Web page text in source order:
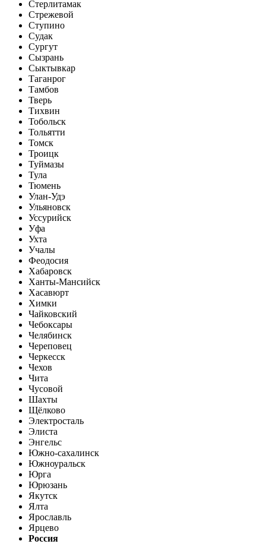
Стерлитамак
Стрежевой
Ступино
Судак
Сургут
Сызрань
Сыктывкар
Таганрог
Тамбов
Тверь
Тихвин
Тобольск
Тольятти
Томск
Троицк
Туймазы
Тула
Тюмень
Улан-Удэ
Ульяновск
Уссурийск
Уфа
Ухта
Учалы
Феодосия
Хабаровск
Ханты-Мансийск
Хасавюрт
Химки
Чайковский
Чебоксары
Челябинск
Череповец
Черкесск
Чехов
Чита
Чусовой
Шахты
Щёлково
Электросталь
Элиста
Энгельс
Южно-сахалинск
Южноуральск
Юрга
Юрюзань
Якутск
Ялта
Ярославль
Ярцево
Россия